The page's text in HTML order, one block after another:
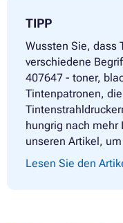
TIPP
Wussten Sie, dass
verschiedene
407647 - toner,
Tintenpatronen,
hungrig nach mehr
unseren Artikel,
Lesen Sie den